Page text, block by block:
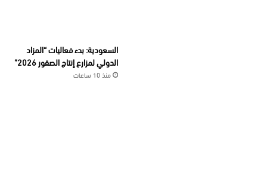
السعودية: بدء فعاليات “المزاد
الدولي لمزارع إنتاج الصقور 2026”
منذ 10 ساعات